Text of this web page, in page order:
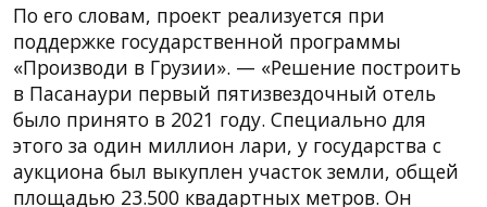
По его словам, проект реализуется при
поддержке государственной программы
«Производи в Грузии». — «Решение построить
в Пасанаури первый пятизвездочный отель
было принято в 2021 году. Специально для
этого за один миллион лари, у государства с
аукциона был выкуплен участок земли, общей
площадью 23.500 квадартных метров. Он